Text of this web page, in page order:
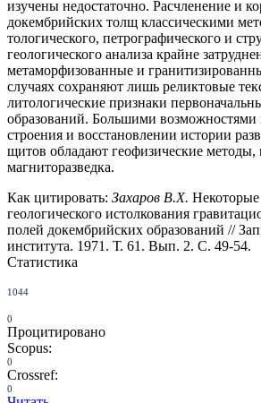
изучены недостаточно. Расчлене­ние и
докембрийских толщ классическими
тологического, петрографического и
геологического анализа крайне
метаморфизованные и
случаях сохраняют лишь реликтовые
литологические признаки
образований. Большими возможностями
строения и восста­новлении истории
щитов обладают геофизиче­ские методы,
магниторазведка.
Как цитировать: Захаров В.Х. Некоторые
геологического истолкования
полей докембрийских образований //
института. 1971. Т. 61. Вып. 2. С. 49-54.
Статистика
1044
0
Процитировано
Scopus:
0
Crossref:
0